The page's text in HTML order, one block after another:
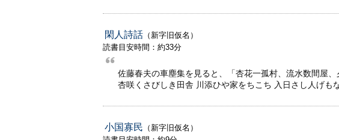
閑人詩話 （新字旧仮名）
読書目安時間：約33分
佐藤春夫の車塵集を見ると、「杏花一孤村、流水数間屋
杏咲くさびしき田舎 川添ひや家をちこち 入日さし人げも
小国寡民 （新字旧仮名）